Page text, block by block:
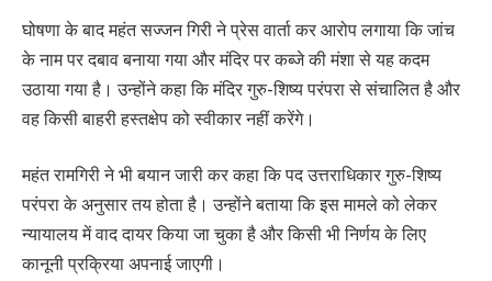
घोषणा के बाद महंत सज्जन गिरी ने प्रेस वार्ता कर आरोप लगाया कि जांच
के नाम पर दबाव बनाया गया और मंदिर पर कब्जे की मंशा से यह कदम
उठाया गया है। उन्होंने कहा कि मंदिर गुरु-शिष्य परंपरा से संचालित है और
वह किसी बाहरी हस्तक्षेप को स्वीकार नहीं करेंगे।
महंत रामगिरी ने भी बयान जारी कर कहा कि पद उत्तराधिकार गुरु-शिष्य
परंपरा के अनुसार तय होता है। उन्होंने बताया कि इस मामले को लेकर
न्यायालय में वाद दायर किया जा चुका है और किसी भी निर्णय के लिए
कानूनी प्रक्रिया अपनाई जाएगी।